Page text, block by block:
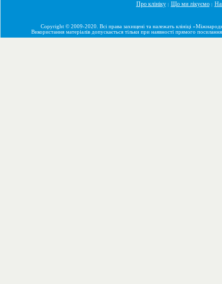
Про клініку| Що ми лікуємо|
Copyright © 2009-2020. Всі права захищені та належать клініці
Використання матеріалів допускається тільки при наявності прямого